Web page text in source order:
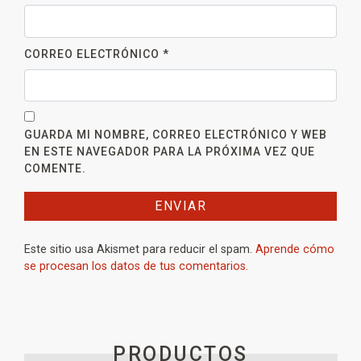
CORREO ELECTRÓNICO *
GUARDA MI NOMBRE, CORREO ELECTRÓNICO Y WEB
EN ESTE NAVEGADOR PARA LA PRÓXIMA VEZ QUE
COMENTE.
Este sitio usa Akismet para reducir el spam. Aprende cómo
se procesan los datos de tus comentarios.
PRODUCTOS